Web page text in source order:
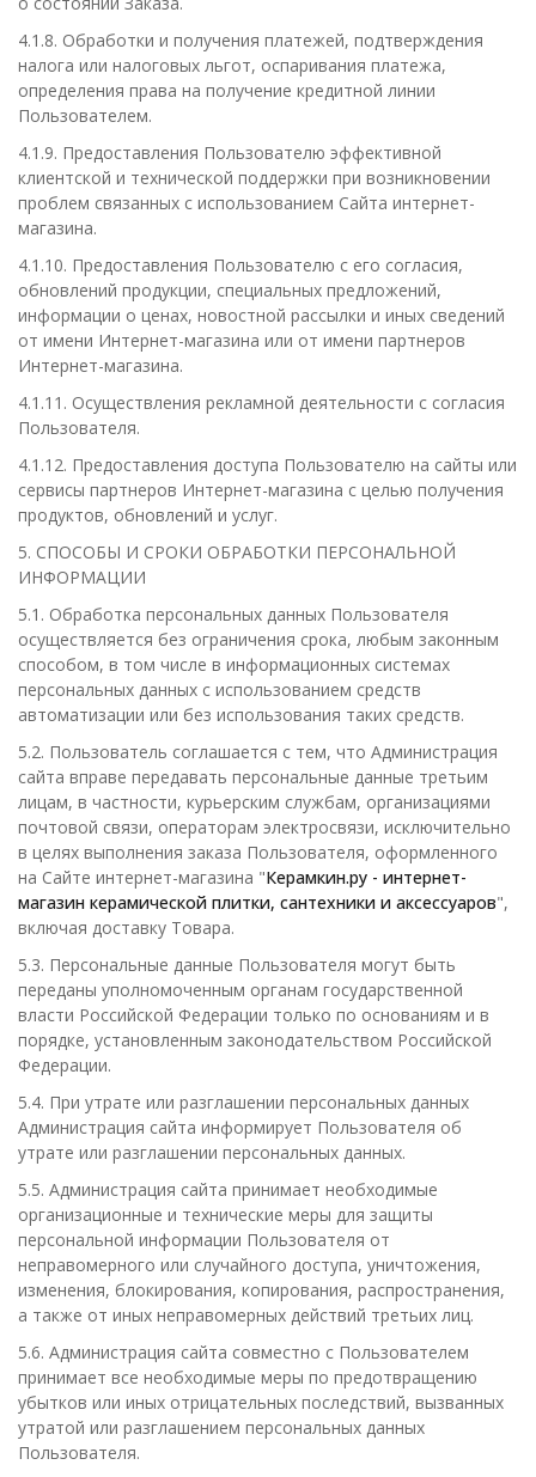
4.1.8. Обработки и получения платежей, подтверждения
налога или налоговых льгот, оспаривания платежа,
определения права на получение кредитной линии
Пользователем.
4.1.9. Предоставления Пользователю эффективной
клиентской и технической поддержки при возникновении
проблем связанных с использованием Сайта интернет-
магазина.
4.1.10. Предоставления Пользователю с его согласия,
обновлений продукции, специальных предложений,
информации о ценах, новостной рассылки и иных сведений
от имени Интернет-магазина или от имени партнеров
Интернет-магазина.
4.1.11. Осуществления рекламной деятельности с согласия
Пользователя.
4.1.12. Предоставления доступа Пользователю на сайты или
сервисы партнеров Интернет-магазина с целью получения
продуктов, обновлений и услуг.
5. СПОСОБЫ И СРОКИ ОБРАБОТКИ ПЕРСОНАЛЬНОЙ
ИНФОРМАЦИИ
5.1. Обработка персональных данных Пользователя
осуществляется без ограничения срока, любым законным
способом, в том числе в информационных системах
персональных данных с использованием средств
автоматизации или без использования таких средств.
5.2. Пользователь соглашается с тем, что Администрация
сайта вправе передавать персональные данные третьим
лицам, в частности, курьерским службам, организациями
почтовой связи, операторам электросвязи, исключительно
в целях выполнения заказа Пользователя, оформленного
на Сайте интернет-магазина "Керамкин.ру - интернет-
магазин керамической плитки, сантехники и аксессуаров",
включая доставку Товара.
5.3. Персональные данные Пользователя могут быть
переданы уполномоченным органам государственной
власти Российской Федерации только по основаниям и в
порядке, установленным законодательством Российской
Федерации.
5.4. При утрате или разглашении персональных данных
Администрация сайта информирует Пользователя об
утрате или разглашении персональных данных.
5.5. Администрация сайта принимает необходимые
организационные и технические меры для защиты
персональной информации Пользователя от
неправомерного или случайного доступа, уничтожения,
изменения, блокирования, копирования, распространения,
а также от иных неправомерных действий третьих лиц.
5.6. Администрация сайта совместно с Пользователем
принимает все необходимые меры по предотвращению
убытков или иных отрицательных последствий, вызванных
утратой или разглашением персональных данных
Пользователя.